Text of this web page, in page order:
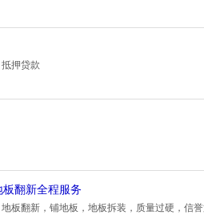
押贷款
翻新全程服务
板翻新，铺地板，地板拆装，质量过硬，信